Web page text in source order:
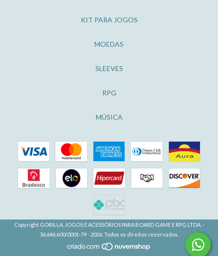
KIT PARA JOGOS
MOEDAS
SLEEVES
RPG
MÚSICA
Copyright GORILLA, JOGOS E ACESSÓRIOS PARA BOARD GAME E RPG LTDA. -
36.646.600/0001-79 - 2026. Todos os direitos reservados.